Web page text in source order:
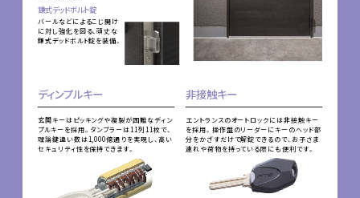
鎌式デッドボルト錠
バールなどによるこじ開け
に対し強化を図る、頑丈な
鎌式デッドボルト錠を装備。
ディンプルキー
玄関キーはピッキングや複製が困難なディン
プルキーを採用。タンブラーは11列11枚で、
理論鍵違い数は1,000億通りを実現し、高い
セキュリティ性を保持できます。
非接触キー
エントランスのオートロックには非接触キー
を採用。操作盤のリーダーにキーのヘッド部
分をかざすだけで解錠できるので、お子さま
連れや荷物を持っている際にも便利です。